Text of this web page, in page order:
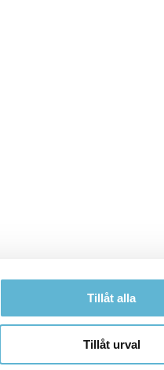
Tillåt alla
Tillåt urval